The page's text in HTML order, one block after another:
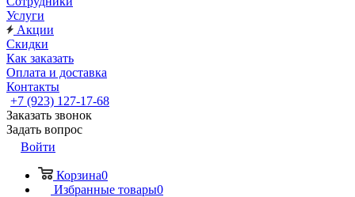
Услуги
Акции
Скидки
Как заказать
Оплата и доставка
Контакты
+7 (923) 127-17-68
Заказать звонок
Задать вопрос
Войти
Корзина0
Избранные товары0